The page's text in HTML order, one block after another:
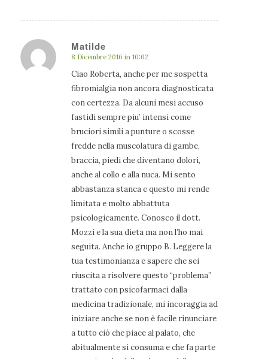
Matilde
dice:
8 Dicembre 2016 in 10:02
Ciao Roberta, anche per me sospetta
fibromialgia non ancora diagnosticata
con certezza. Da alcuni mesi accuso
fastidi sempre piu’ intensi come
bruciori simili a punture o scosse
fredde nella muscolatura di gambe,
braccia, piedi che diventano dolori,
anche al collo e alla nuca. Mi sento
abbastanza stanca e questo mi rende
limitata e molto abbattuta
psicologicamente. Conosco il dott.
Mozzi e la sua dieta ma non l’ho mai
seguita. Anche io gruppo B. Leggere la
tua testimonianza e sapere che sei
riuscita a risolvere questo “problema”
trattato con psicofarmaci dalla
medicina tradizionale, mi incoraggia ad
iniziare anche se non è facile rinunciare
a tutto ciò che piace al palato, che
abitualmente si consuma e che fa parte